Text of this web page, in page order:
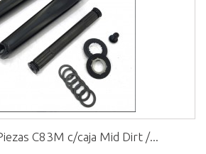
C83M c/caja Mid Dirt /...